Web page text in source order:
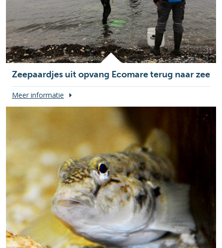
Zeepaardjes uit opvang Ecomare terug naar zee
Meer informatie